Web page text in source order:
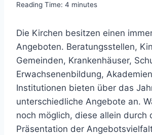
Reading Time: 4 minutes
Die Kirchen besitzen einen
Angeboten. Beratungsstellen,
Gemeinden, Krankenhäuser,
Erwachsenenbildung,
Institutionen bieten über das
unterschiedliche Angebote an.
noch möglich, diese allein durch
Präsentation der